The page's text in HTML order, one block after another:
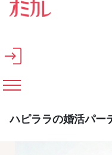
メインコンテンツへスキップ
ハピララの婚活パー